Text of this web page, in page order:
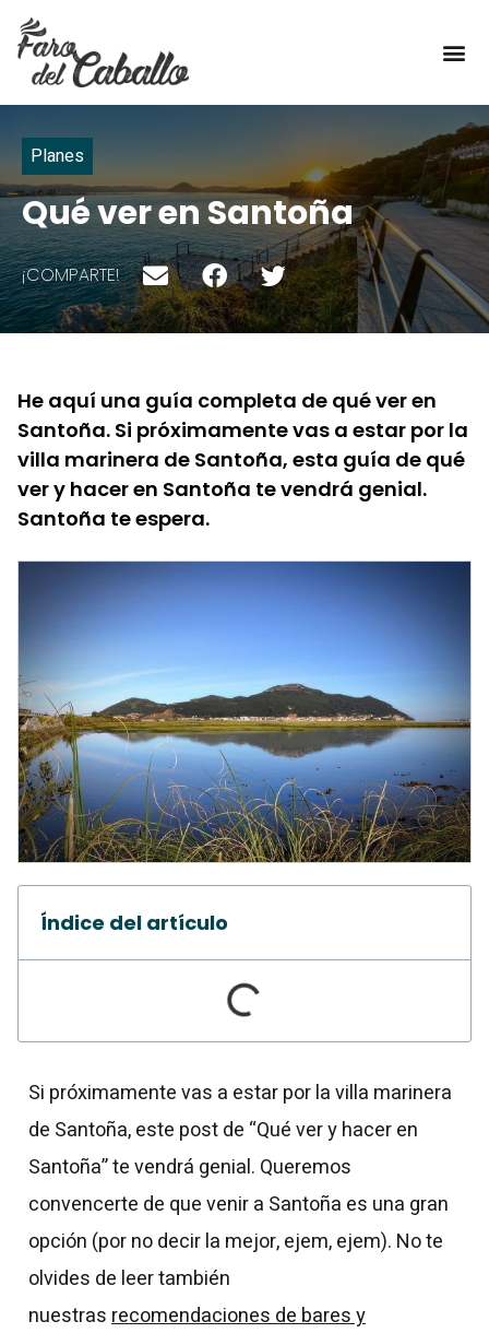
Planes
Qué ver en Santoña
¡COMPARTE!
He aquí una guía completa de qué ver en
Santoña. Si próximamente vas a estar por la
villa marinera de Santoña, esta guía de qué
ver y hacer en Santoña te vendrá genial.
Santoña te espera.
Índice del artículo
Si próximamente vas a estar por la villa marinera
de Santoña, este post de “Qué ver y hacer en
Santoña” te vendrá genial. Queremos
convencerte de que venir a Santoña es una gran
opción (por no decir la mejor, ejem, ejem). No te
olvides de leer también
nuestrasrecomendaciones de bares y